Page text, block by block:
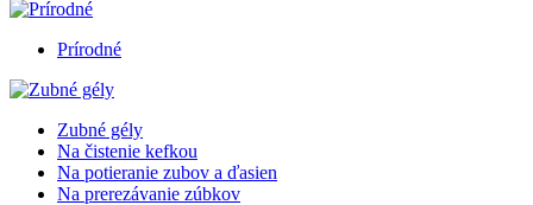
Prírodné
Zubné gély
Na čistenie kefkou
Na potieranie zubov a ďasien
Na prerezávanie zúbkov